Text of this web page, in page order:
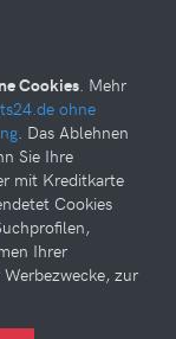
nehmen Sie weiter
Cookies. Mehr
ohne
. Das Ablehnen
Sie Ihre
mit Kreditkarte
Cookies
Ihrer
zur